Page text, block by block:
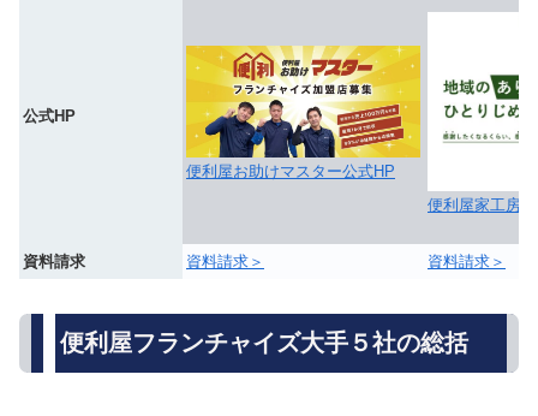
公式HP
便利屋お助けマスター公式HP
便利屋家工房
資料請求 資料請求＞ 資料請求＞
便利屋フランチャイズ大手５社の総括